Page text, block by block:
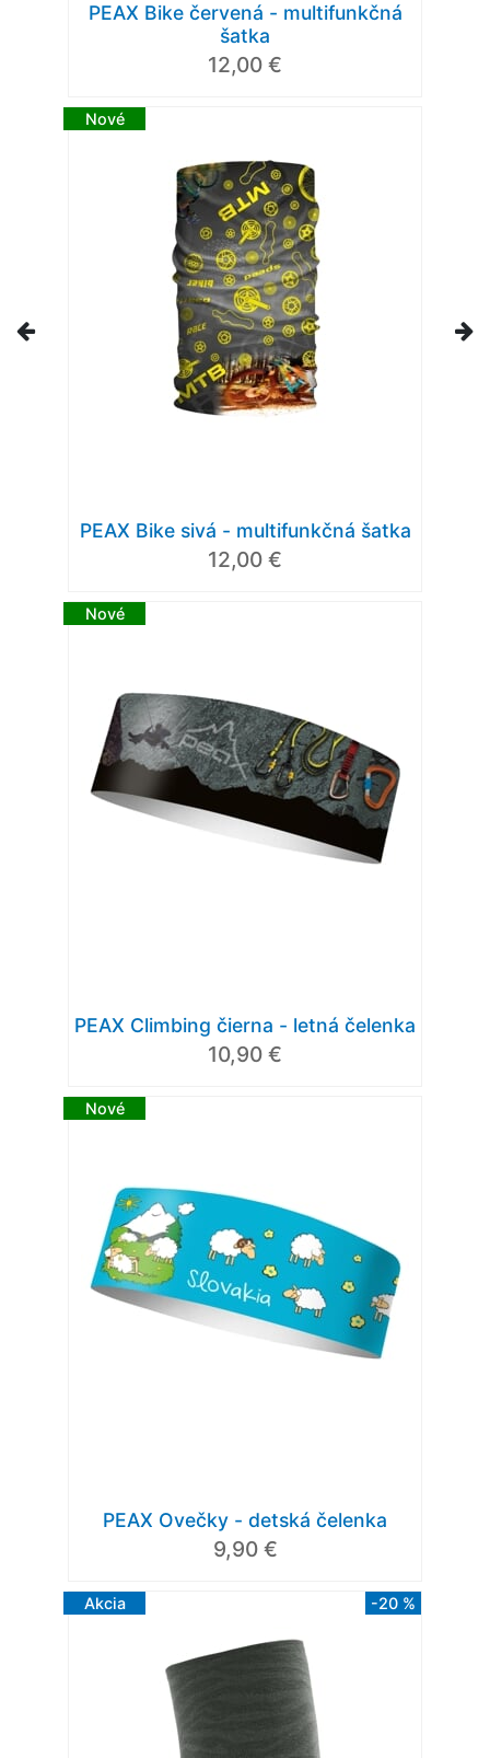
PEAX Bike červená - multifunkčná
šatka
12,00 €
Nové
PEAX Bike sivá - multifunkčná šatka
12,00 €
Nové
PEAX Climbing čierna - letná čelenka
10,90 €
Nové
PEAX Ovečky - detská čelenka
9,90 €
Akcia -20 %